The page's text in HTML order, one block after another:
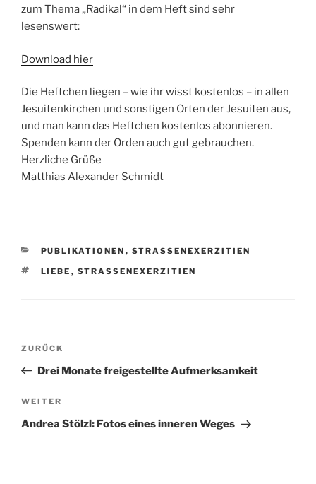
zum Thema „Radikal“ in dem Heft sind sehr
lesenswert:
Download hier
Die Heftchen liegen – wie ihr wisst kostenlos – in allen
Jesuitenkirchen und sonstigen Orten der Jesuiten aus,
und man kann das Heftchen kostenlos abonnieren.
Spenden kann der Orden auch gut gebrauchen.
Herzliche Grüße
Matthias Alexander Schmidt
KATEGORIEN
PUBLIKATIONEN , STRASSENEXERZITIEN
SCHLAGWÖRTER
LIEBE , STRASSENEXERZITIEN
Beitragsnavigation
Vorheriger
Beitrag
ZURÜCK
Drei Monate freigestellte Aufmerksamkeit
Nächster
Beitrag
WEITER
Andrea Stölzl: Fotos eines inneren Weges